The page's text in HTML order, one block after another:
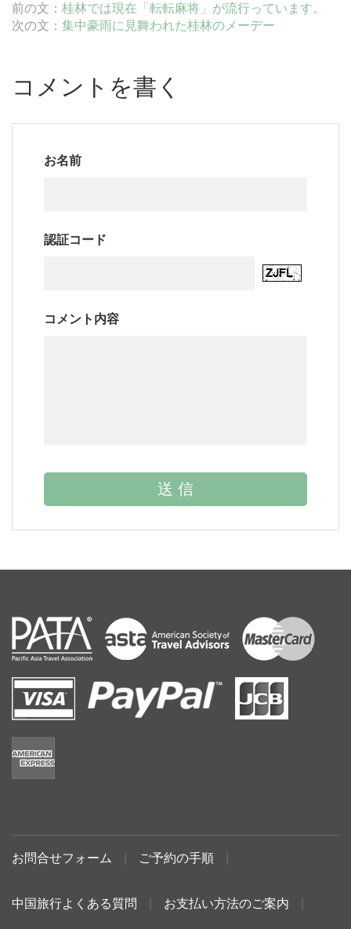
前の文： 桂林では現在「転転麻将」が流行っています。
次の文： 集中豪雨に見舞われた桂林のメーデー
コメントを書く
お名前
認証コード
コメント内容
お問合せフォーム ご予約の手順
中国旅行よくある質問 お支払い方法のご案内